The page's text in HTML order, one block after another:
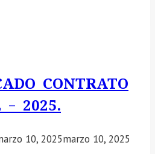
CONTRATO
– 2025.
10, 2025marzo 10, 2025